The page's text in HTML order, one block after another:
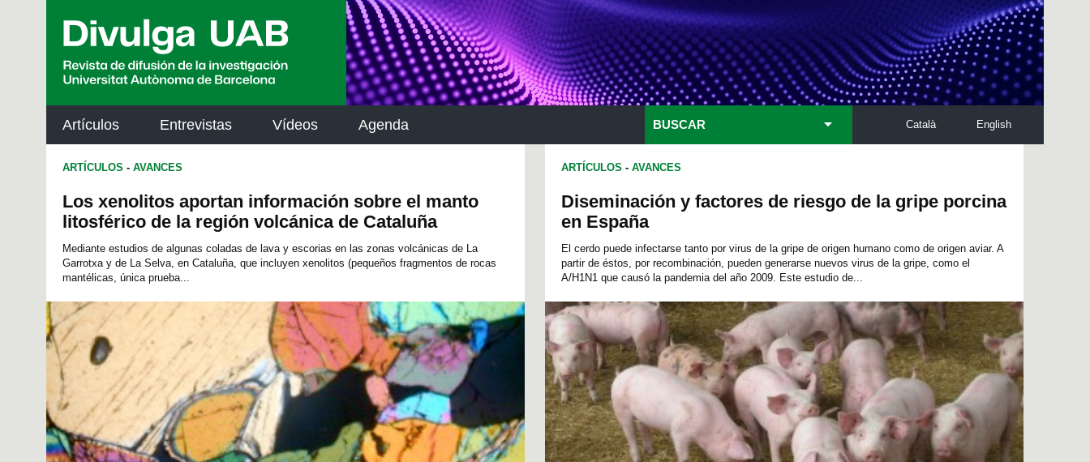
Artículos Entrevistas Vídeos Agenda English
Català
BUSCAR
ARTÍCULOS - AVANCES
Los xenolitos aportan información sobre el manto
litosférico de la región volcánica de Cataluña
Mediante estudios de algunas coladas de lava y escorias en las zonas volcánicas de La
Garrotxa y de La Selva, en Cataluña, que incluyen xenolitos (pequeños fragmentos de rocas
mantélicas, única prueba...
ARTÍCULOS - AVANCES
Diseminación y factores de riesgo de la gripe porcina
en España
El cerdo puede infectarse tanto por virus de la gripe de origen humano como de origen aviar. A
partir de éstos, por recombinación, pueden generarse nuevos virus de la gripe, como el
A/H1N1 que causó la pandemia del año 2009. Este estudio de...